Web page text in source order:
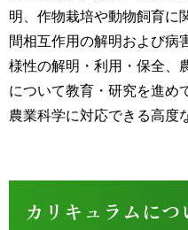
明、作物栽培や動物飼育に
間相互作用の解明および病
様性の解明・利用・保全、
について教育・研究を進め
農業科学に対応できる高度
カリキュラムにつ